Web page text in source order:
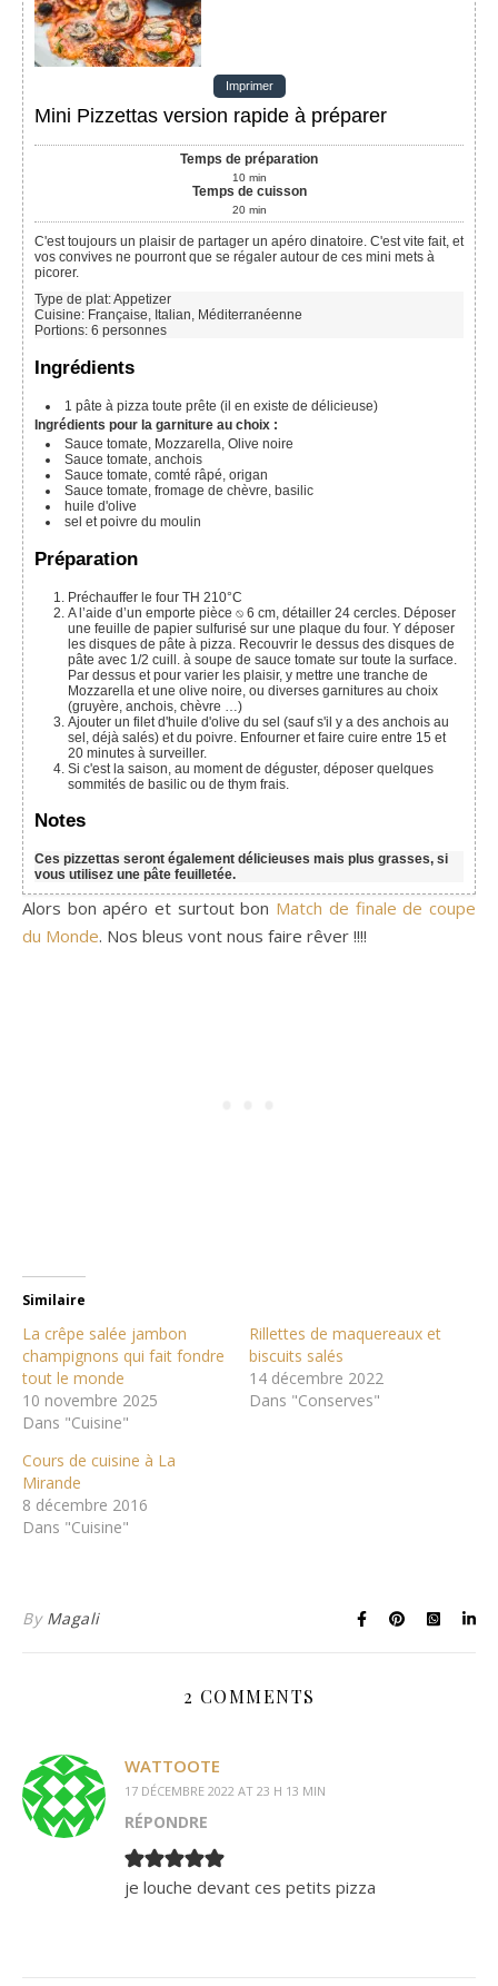
Imprimer
Mini Pizzettas version rapide à préparer
Temps de préparation
10 min
Temps de cuisson
20 min
C'est toujours un plaisir de partager un apéro dinatoire. C'est vite fait, et
vos convives ne pourront que se régaler autour de ces mini mets à
picorer.
Type de plat:Appetizer
Cuisine: Française, Italian, Méditerranéenne
Portions: 6 personnes
Ingrédients
1 pâte à pizza toute prête (il en existe de délicieuse)
Ingrédients pour la garniture au choix :
Sauce tomate, Mozzarella, Olive noire
Sauce tomate, anchois
Sauce tomate, comté râpé, origan
Sauce tomate, fromage de chèvre, basilic
huile d'olive
sel et poivre du moulin
Préparation
Préchauffer le four TH 210°C
A l’aide d’un emporte pièce ⍉ 6 cm, détailler 24 cercles. Déposer
une feuille de papier sulfurisé sur une plaque du four. Y déposer
les disques de pâte à pizza. Recouvrir le dessus des disques de
pâte avec 1/2 cuill. à soupe de sauce tomate sur toute la surface.
Par dessus et pour varier les plaisir, y mettre une tranche de
Mozzarella et une olive noire, ou diverses garnitures au choix
(gruyère, anchois, chèvre …)
Ajouter un filet d'huile d'olive du sel (sauf s'il y a des anchois au
sel, déjà salés) et du poivre. Enfourner et faire cuire entre 15 et
20 minutes à surveiller.
Si c'est la saison, au moment de déguster, déposer quelques
sommités de basilic ou de thym frais.
Notes
Ces pizzettas seront également délicieuses mais plus grasses, si
vous utilisez une pâte feuilletée.
Alors bon apéro et surtout bon Match de finale de coupe
du Monde. Nos bleus vont nous faire rêver !!!!
Similaire
La crêpe salée jambon
champignons qui fait fondre
tout le monde
10 novembre 2025
Dans "Cuisine"
Rillettes de maquereaux et
biscuits salés
14 décembre 2022
Dans "Conserves"
Cours de cuisine à La
Mirande
8 décembre 2016
Dans "Cuisine"
By Magali
2 COMMENTS
WATTOOTE
17 DÉCEMBRE 2022 AT 23 H 13 MIN
RÉPONDRE
je louche devant ces petits pizza